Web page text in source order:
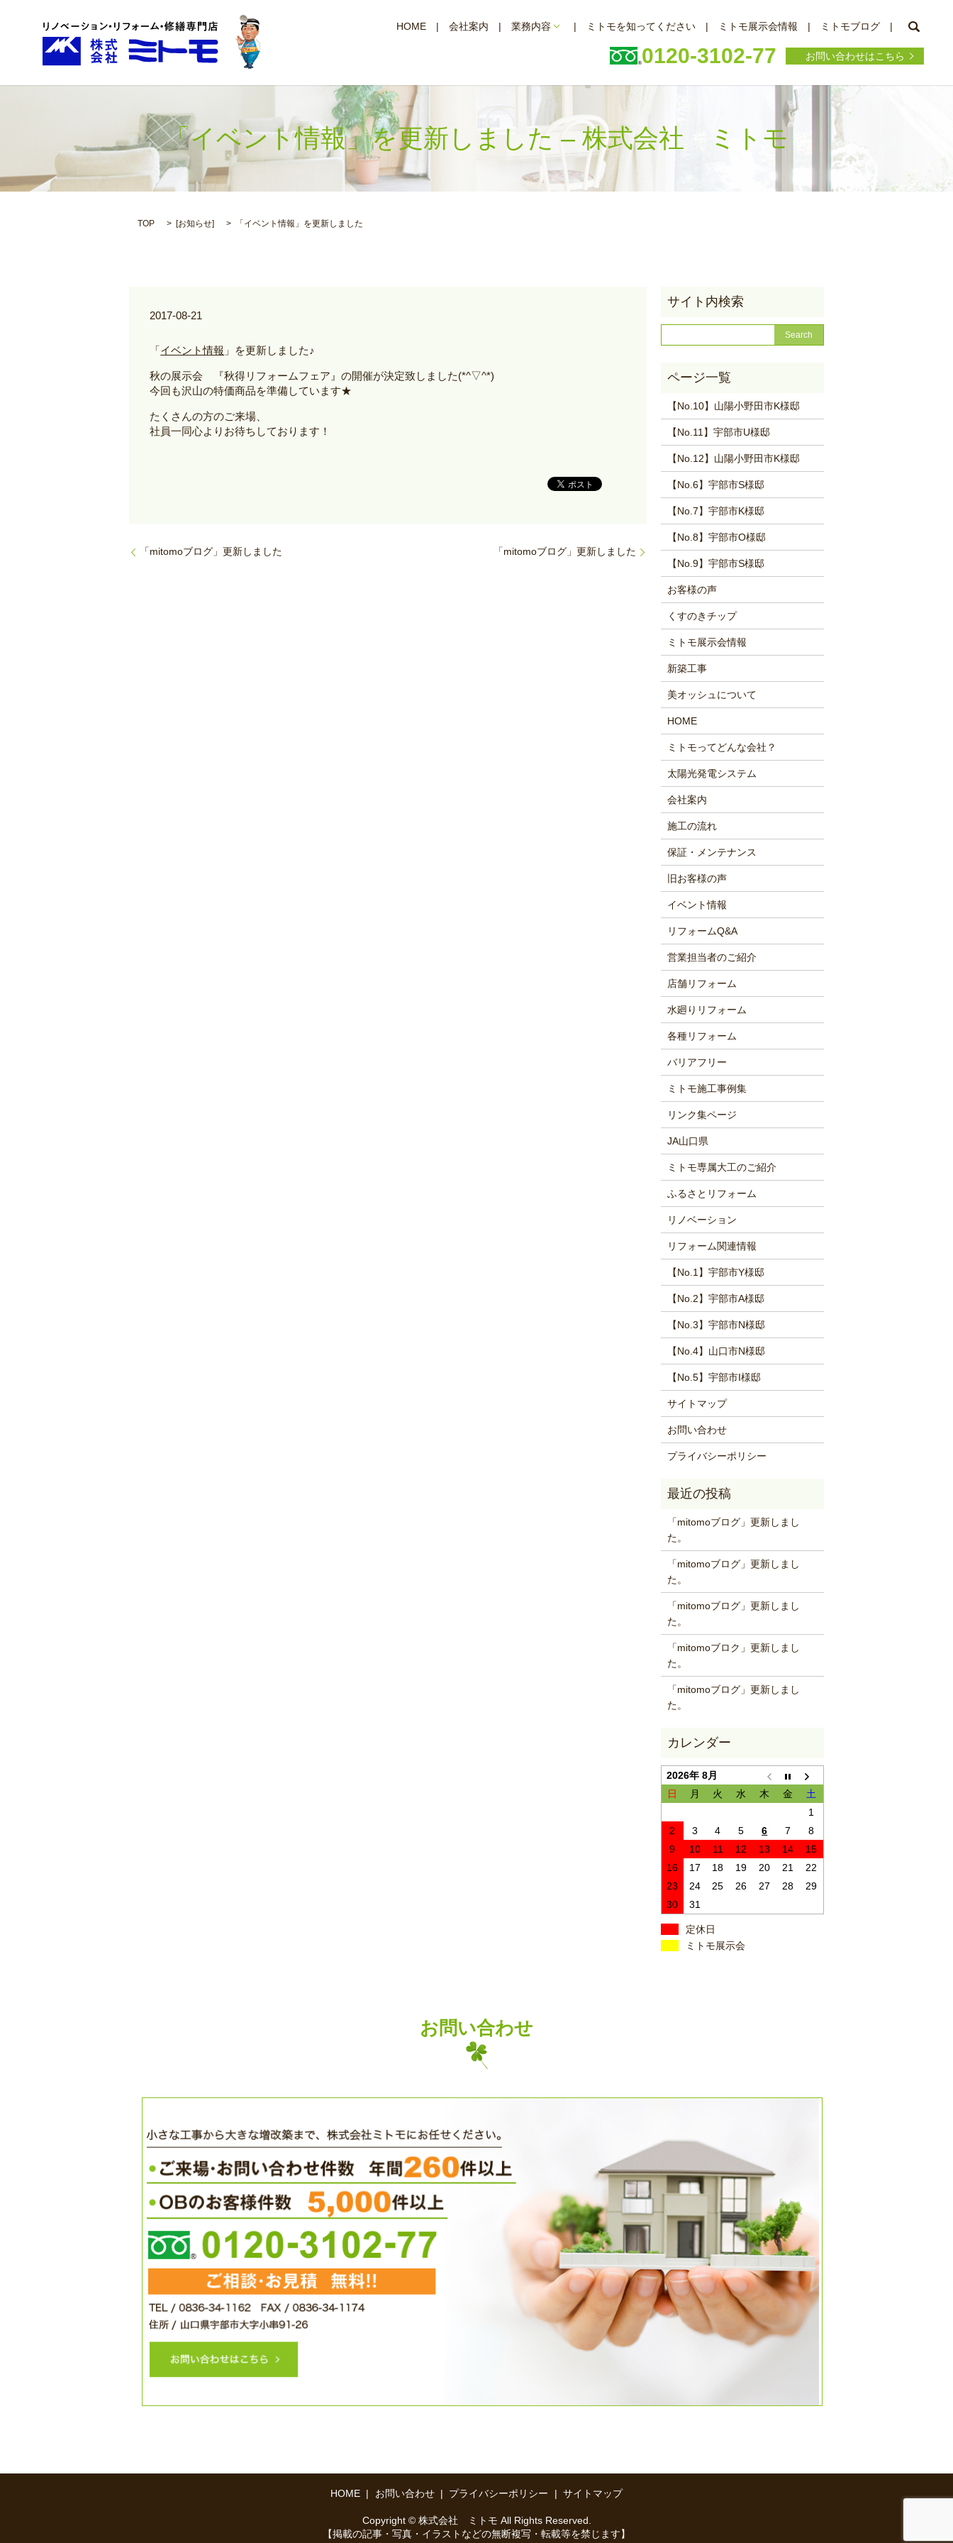
HOME 会社案内 業務内容 ミトモを知ってください ミトモ展示会情報 ミトモブログ
0120-3102-77 お問い合わせはこちら
「イベント情報」を更新しました – 株式会社 ミトモ
TOP [お知らせ] 「イベント情報」を更新しました
2017-08-21
「イベント情報 」を更新しました♪
秋の展示会 『秋得リフォームフェア』の開催が決定致しました(*^▽^*)
今回も沢山の特価商品を準備しています★
たくさんの方のご来場、
社員一同心よりお待ちしております！
「mitomoブログ」更新しました 「mitomoブログ」更新しました
【No.10】山陽小野田市K様邸
【No.11】宇部市U様邸
【No.12】山陽小野田市K様邸
【No.6】宇部市S様邸
【No.7】宇部市K様邸
【No.8】宇部市O様邸
【No.9】宇部市S様邸
お客様の声
くすのきチップ
ミトモ展示会情報
新築工事
美オッシュについて
HOME
ミトモってどんな会社？
太陽光発電システム
会社案内
施工の流れ
保証・メンテナンス
旧お客様の声
イベント情報
リフォームQ&A
営業担当者のご紹介
店舗リフォーム
水廻りリフォーム
各種リフォーム
バリアフリー
ミトモ施工事例集
リンク集ページ
JA山口県
ミトモ専属大工のご紹介
ふるさとリフォーム
リノベーション
リフォーム関連情報
【No.1】宇部市Y様邸
【No.2】宇部市A様邸
【No.3】宇部市N様邸
【No.4】山口市N様邸
【No.5】宇部市I様邸
サイトマップ
お問い合わせ
プライバシーポリシー
「mitomoブログ」更新しまし
た。
「mitomoブログ」更新しまし
た。
「mitomoブログ」更新しまし
た。
「mitomoブロク」更新しまし
た。
「mitomoブログ」更新しまし
た。
2026年 8月
日
月 火 水 木 金
土
1
2
3 4 5 6 7
8
9
10 11 12 13 14
15
16
17 18 19 20 21
22
23
24 25 26 27 28
29
30
31
定休日
ミトモ展示会
お問い合わせ
HOME お問い合わせ プライバシーポリシー サイトマップ
Copyright © 株式会社 ミトモ All Rights Reserved.
【掲載の記事・写真・イラストなどの無断複写・転載等を禁じます】